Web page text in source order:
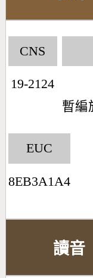
CNS
19-2124
暫編
EUC
8EB3A1A4
讀音